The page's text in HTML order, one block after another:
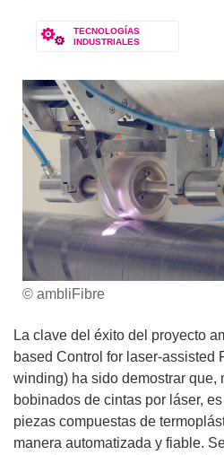
TECNOLOGÍAS
INDUSTRIALES
© ambliFibre
La clave del éxito del proyecto
based Control for laser-assisted
winding) ha sido demostrar que,
bobinados de cintas por láser,
piezas compuestas de
manera automatizada y fiable.